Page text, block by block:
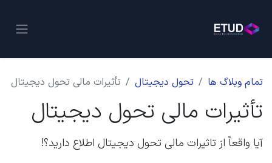
تمام وبلاگ ها تحول دیجیتال تأثیرات مالی تحول دیجیتال
تأثیرات مالی تحول دیجیتال
آیا واقعاً از تاثیرات مالی تحول دیجیتال اطلاع دارید؟!